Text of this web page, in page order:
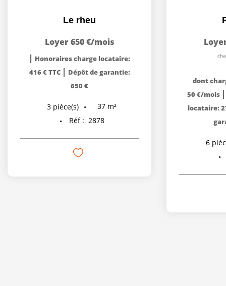
Le rheu
Loyer 650 €/mois
| Honoraires charge locataire:
416 € TTC | Dépôt de garantie:
650 €
3 pièce(s) 37 m²
Réf : 2878
dont
50 €/mois
locataire:
6